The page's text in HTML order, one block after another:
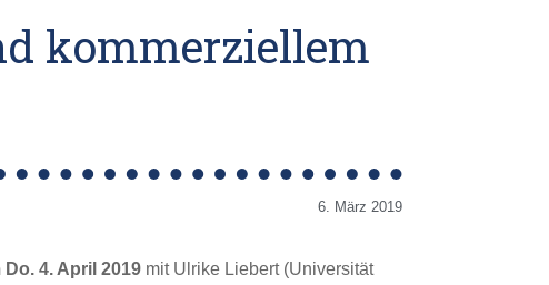
kommerziellem
6. März 2019
4. April 2019 mit Ulrike Liebert (Universität